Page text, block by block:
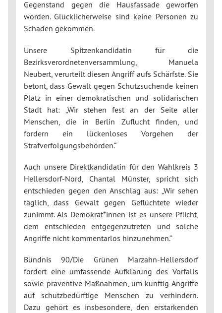
Gegenstand gegen die Hausfassade geworfen
worden. Glücklicherweise sind keine Personen zu
Schaden gekommen.
Unsere Spitzenkandidatin für die
Bezirksverordnetenversammlung, Manuela
Neubert, verurteilt diesen Angriff aufs Schärfste. Sie
betont, dass Gewalt gegen Schutzsuchende keinen
Platz in einer demokratischen und solidarischen
Stadt hat: „Wir stehen fest an der Seite aller
Menschen, die in Berlin Zuflucht finden, und
fordern ein lückenloses Vorgehen der
Strafverfolgungsbehörden.“
Auch unsere Direktkandidatin für den Wahlkreis 3
Hellersdorf-Nord, Chantal Münster, spricht sich
entschieden gegen den Anschlag aus: „Wir sehen
täglich, dass Gewalt gegen Geflüchtete wieder
zunimmt. Als Demokrat*innen ist es unsere Pflicht,
dem entschieden entgegenzutreten und solche
Angriffe nicht kommentarlos hinzunehmen.“
Bündnis 90/Die Grünen Marzahn-Hellersdorf
fordert eine umfassende Aufklärung des Vorfalls
sowie präventive Maßnahmen, um künftig Angriffe
auf schutzbedürftige Menschen zu verhindern.
Dazu gehört es insbesondere, den erstarkenden